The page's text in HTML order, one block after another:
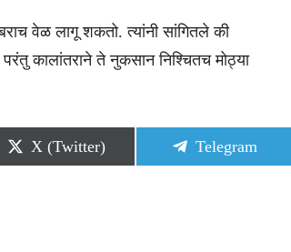
वेळ लागू शकतो. त्यांनी सांगितले की
कालांतराने ते नुकसान निश्चितच मोठ्या
Share
on
X (Twitter)
Share
on
Telegram